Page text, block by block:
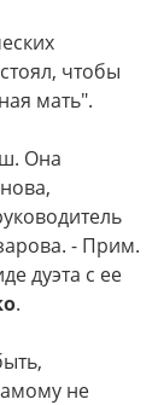
чтобы
мать".
Она
- Прим.
дуэта с ее
.
не